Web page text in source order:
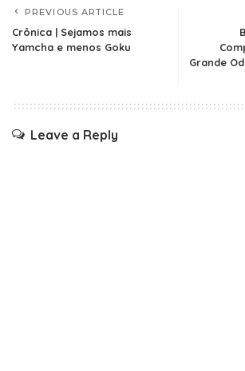
PREVIOUS ARTICLE
Crônica | Sejamos mais
Yamcha e menos Goku
Grande
Leave a Reply